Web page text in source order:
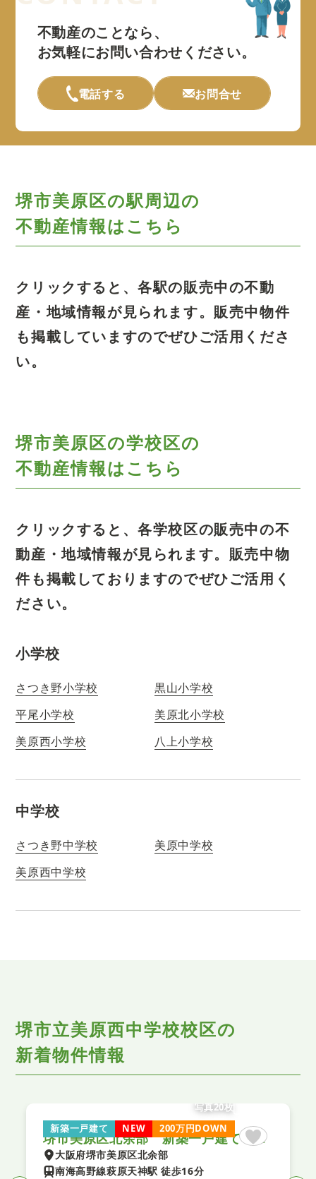
不動産のことなら、
お気軽にお問い合わせください。
電話する お問合せ
堺市美原区の駅周辺の
不動産情報はこちら
クリックすると、各駅の販売中の不動
産・地域情報が見られます。 販売中物件
も掲載していますのでぜひご活用くださ
い。
堺市美原区の学校区の
不動産情報はこちら
クリックすると、各学校区の販売中の不
動産・地域情報が見られます。 販売中物
件も掲載しておりますのでぜひご活用く
ださい。
小学校
さつき野小学校
黒山小学校
平尾小学校
美原北小学校
美原西小学校
八上小学校
中学校
さつき野中学校
美原中学校
美原西中学校
堺市立美原西中学校校区の
新着物件情報
新築一戸建て NEW 200万円DOWN
写真20枚
堺市美原区北余部 新築一戸建て 全１区画
大阪府堺市美原区北余部
南海高野線萩原天神駅 徒歩16分